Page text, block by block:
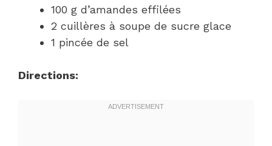
100 g d’amandes effilées
2 cuillères à soupe de sucre glace
1 pincée de sel
Directions: